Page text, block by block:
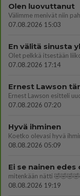
Olen luovuttanut
07.08.2026 15:03
En välitä sinusta
07.08.2026 17:14
07.08.2026 07:20
Hyvä ihminen
Koetko olevasi hyvä
08.08.2026 05:09
Ei se nainen edes
mitenkään nätti
08.08.2026 19:19